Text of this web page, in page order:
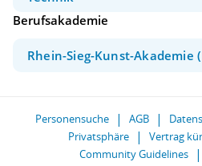
Berufsakademie
Rhein-Sieg-Kunst-Akademie
Personensuche AGB
Privatsphäre
Vertrag
Community Guidelines